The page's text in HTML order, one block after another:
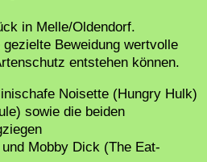
in Melle/Oldendorf.
Beweidung wertvolle
entstehen können.
Noisette (Hungry Hulk)
sowie die beiden
Mobby Dick (The Eat-